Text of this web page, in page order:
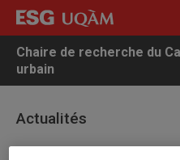
Chaire de recherche du
urbain
Actualités